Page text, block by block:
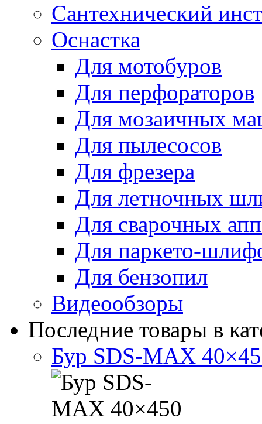
Сантехнический
Оснастка
Для мотобуров
Для перфораторов
Для мозаичных
Для пылесосов
Для фрезера
Для летночных
Для сварочных
Для паркето-
Для бензопил
Видеообзоры
Последние товары в
Бур SDS-MAX